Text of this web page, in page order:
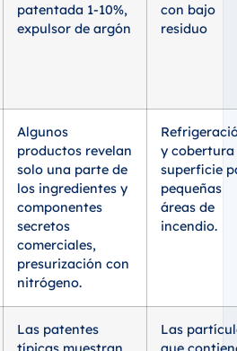
patentada 1-10%,
expulsor de argón
con bajo
residuo
Algunos
productos revelan
solo una parte de
los ingredientes y
componentes
secretos
comerciales,
presurización con
nitrógeno.
y cobertura
superficie
pequeñas
áreas de
incendio.
Las patentes
Las